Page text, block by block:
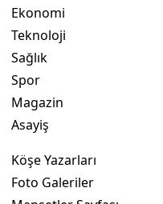
Ekonomi
Teknoloji
Sağlık
Spor
Magazin
Asayiş
Köşe Yazarları
Foto Galeriler